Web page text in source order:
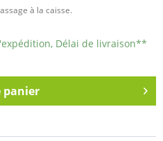
à la caisse.
Délai de livraison**
panier